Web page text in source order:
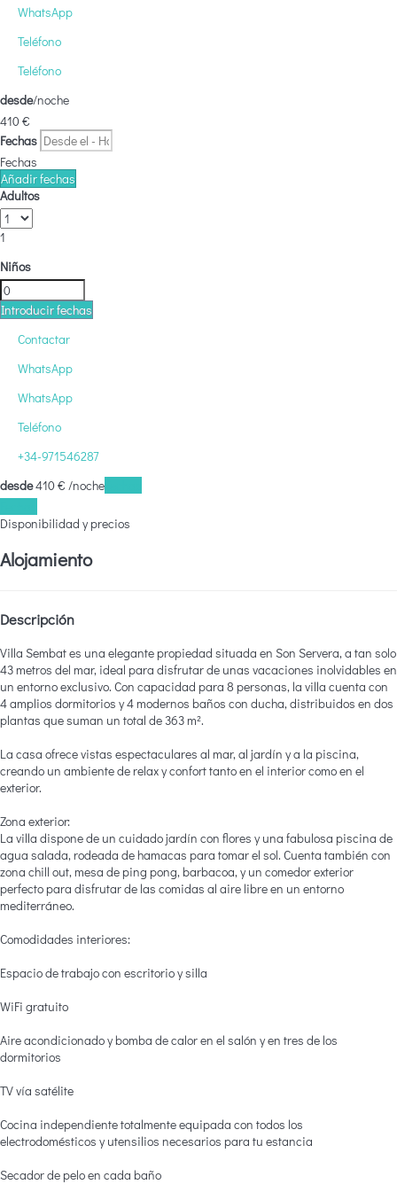
WhatsApp
Teléfono
Teléfono
desde/noche
410€
Fechas
Fechas
Añadir fechas
Adultos
1
Niños
Introducir fechas
Contactar
WhatsApp
WhatsApp
Teléfono
+34-971546287
desde410€ /noche
Disponibilidad y precios
Alojamiento
Descripción
Villa Sembat es una elegante propiedad situada en Son Servera, a tan solo
43 metros del mar, ideal para disfrutar de unas vacaciones inolvidables en
un entorno exclusivo. Con capacidad para 8 personas, la villa cuenta con
4 amplios dormitorios y 4 modernos baños con ducha, distribuidos en dos
plantas que suman un total de 363 m².
La casa ofrece vistas espectaculares al mar, al jardín y a la piscina,
creando un ambiente de relax y confort tanto en el interior como en el
exterior.
Zona exterior:
La villa dispone de un cuidado jardín con flores y una fabulosa piscina de
agua salada, rodeada de hamacas para tomar el sol. Cuenta también con
zona chill out, mesa de ping pong, barbacoa, y un comedor exterior
perfecto para disfrutar de las comidas al aire libre en un entorno
mediterráneo.
Comodidades interiores:
Espacio de trabajo con escritorio y silla
WiFi gratuito
Aire acondicionado y bomba de calor en el salón y en tres de los
dormitorios
TV vía satélite
Cocina independiente totalmente equipada con todos los
electrodomésticos y utensilios necesarios para tu estancia
Secador de pelo en cada baño